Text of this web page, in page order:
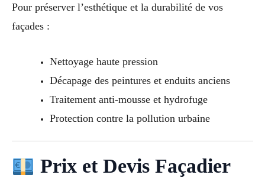
Pour préserver l’esthétique et la durabilité de vos
façades :
Nettoyage haute pression
Décapage des peintures et enduits anciens
Traitement anti-mousse et hydrofuge
Protection contre la pollution urbaine
Prix et Devis Façadier